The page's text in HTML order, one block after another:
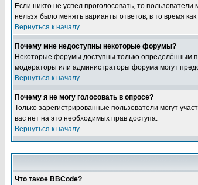
Если никто не успел проголосовать, то
нельзя было менять варианты ответов, в то время
Вернуться к началу
Почему мне недоступны некоторые форумы?
Некоторые форумы доступны только определённым
модераторы или администраторы форума могут
Вернуться к началу
Почему я не могу голосовать в опросе?
Только зарегистрированные пользователи могут
вас нет на это необходимых прав доступа.
Вернуться к началу
Что такое BBCode?